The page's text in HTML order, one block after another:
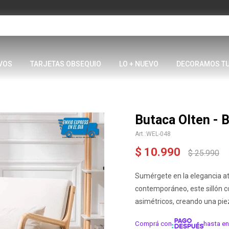
TARJETAS OBSEQUIO LO + NUEVO DECORAMOS
Butaca Olten -
WEL-048
$ 10.990 $ 25.990
Sumérgete en la elegancia
contemporáneo, este sillón
asimétricos, creando una
Comprá con hasta